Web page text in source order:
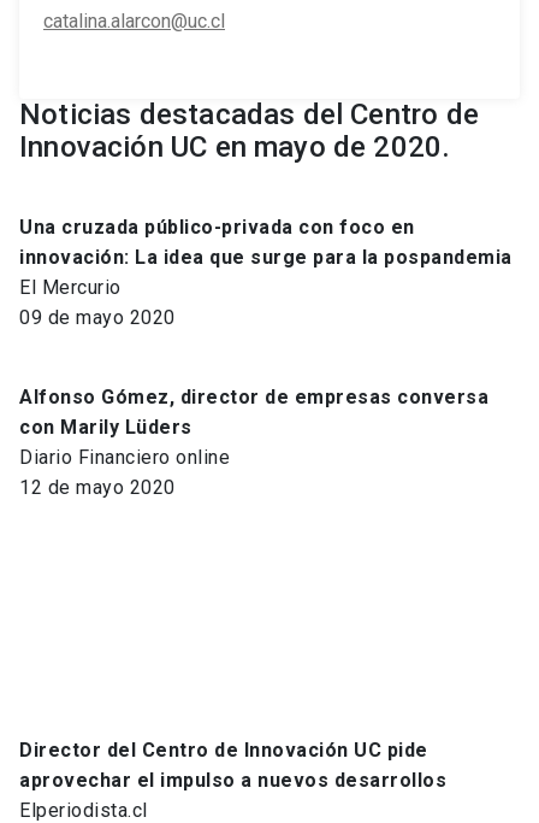
catalina.alarcon@uc.cl
Noticias destacadas del Centro de
Innovación UC en mayo de 2020.
Una cruzada público-privada con foco en
innovación: La idea que surge para la pospandemia
El Mercurio
09 de mayo 2020
Alfonso Gómez, director de empresas conversa
con Marily Lüders
Diario Financiero online
12 de mayo 2020
Director del Centro de Innovación UC pide
aprovechar el impulso a nuevos desarrollos
Elperiodista.cl